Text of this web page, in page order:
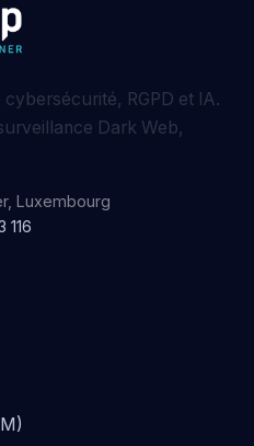
RGPD et IA.
Dark Web,
Luxembourg
116